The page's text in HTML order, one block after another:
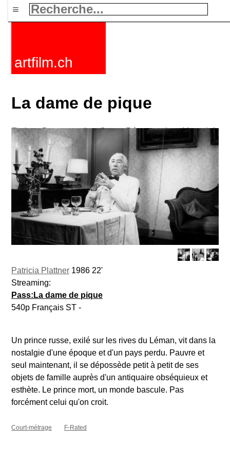
≡
artfilm.ch
La dame de pique
Patricia Plattner 1986 22'
Streaming:
Pass:La dame de pique
540p Français ST -
Un prince russe, exilé sur les rives du Léman, vit dans la
nostalgie d'une époque et d'un pays perdu. Pauvre et
seul maintenant, il se dépossède petit à petit de ses
objets de famille auprès d'un antiquaire obséquieux et
esthète. Le prince mort, un monde bascule. Pas
forcément celui qu'on croit.
Court-métrage F-Rated
Fictions Documentaires Courts Rétrospectives Mots clefs
Nouvelles
F-Rated Maillist Panier CGV
AcheterActiver Abonnement
216.73.216.73